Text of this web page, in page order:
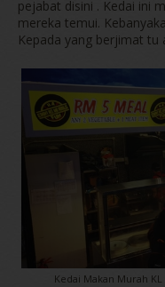
pejabat disini . Kedai ini
mereka temui.
Kepada yang berjimat tu
Kedai Makan Murah